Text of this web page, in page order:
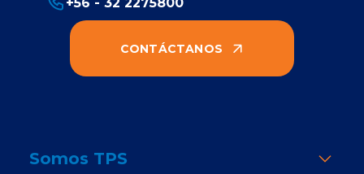
CONTÁCTANOS
Somos TPS